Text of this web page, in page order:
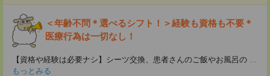
＜年齢不問＊選べるシフト！＞経験も資格も不要＊
医療行為は一切なし！
【資格や経験は必要ナシ】シーツ交換、患者さんのご飯やお風呂の ...
もっとみる